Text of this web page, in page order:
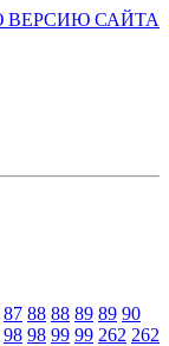
ВЕРСИЮ САЙТА
87 88 88 89 89 90
98 98 99 99 262 262